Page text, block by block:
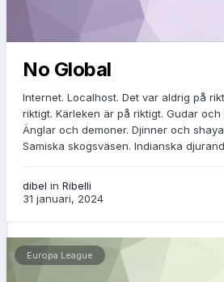
No Global
Internet. Localhost. Det var aldrig på
riktigt. Kärleken är på riktigt. Gudar
Änglar och demoner. Djinner och
Samiska skogsväsen. Indianska
dibel in Ribelli
31 januari, 2024
Europa League